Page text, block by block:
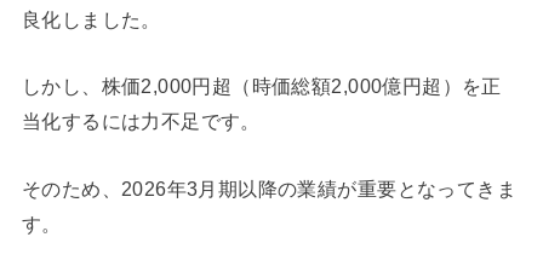
良化しました。
しかし、株価2,000円超（時価総額2,000億円超）を正
当化するには力不足です。
そのため、2026年3月期以降の業績が重要となってきま
す。